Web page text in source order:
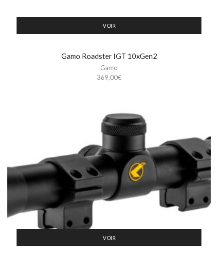
VOIR
Gamo Roadster IGT 10xGen2
Gamo
369,00€
VOIR